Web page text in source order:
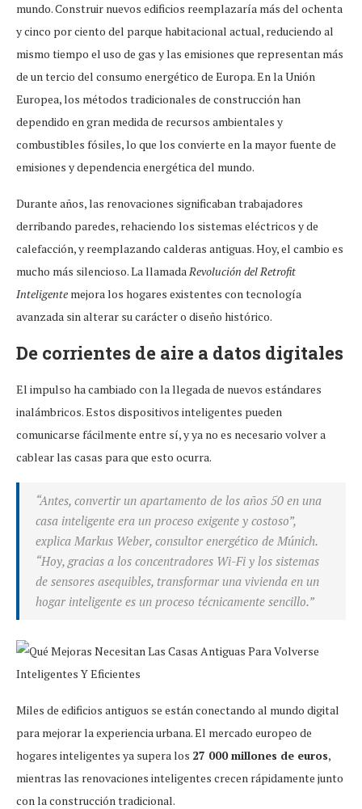
mundo. Construir nuevos edificios reemplazaría más del ochenta
y cinco por ciento del parque habitacional actual, reduciendo al
mismo tiempo el uso de gas y las emisiones que representan más
de un tercio del consumo energético de Europa. En la Unión
Europea, los métodos tradicionales de construcción han
dependido en gran medida de recursos ambientales y
combustibles fósiles, lo que los convierte en la mayor fuente de
emisiones y dependencia energética del mundo.
Durante años, las renovaciones significaban trabajadores
derribando paredes, rehaciendo los sistemas eléctricos y de
calefacción, y reemplazando calderas antiguas. Hoy, el cambio es
mucho más silencioso. La llamadaRevolución del Retrofit
Inteligente mejora los hogares existentes con tecnología
avanzada sin alterar su carácter o diseño histórico.
De corrientes de aire a datos digitales
El impulso ha cambiado con la llegada de nuevos estándares
inalámbricos. Estos dispositivos inteligentes pueden
comunicarse fácilmente entre sí, y ya no es necesario volver a
cablear las casas para que esto ocurra.
“Antes, convertir un apartamento de los años 50 en una
casa inteligente era un proceso exigente y costoso”,
explica Markus Weber, consultor energético de Múnich.
“Hoy, gracias a los concentradores Wi-Fi y los sistemas
de sensores asequibles, transformar una vivienda en un
hogar inteligente es un proceso técnicamente sencillo.”
Miles de edificios antiguos se están conectando al mundo digital
para mejorar la experiencia urbana. El mercado europeo de
hogares inteligentes ya supera los 27 000 millones de euros,
mientras las renovaciones inteligentes crecen rápidamente junto
con la construcción tradicional.